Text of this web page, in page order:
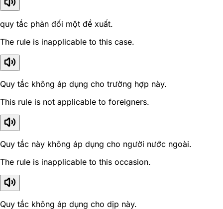
quy tắc phản đối một đề xuất.
The rule is inapplicable to this case.
Quy tắc không áp dụng cho trường hợp này.
This rule is not applicable to foreigners.
Quy tắc này không áp dụng cho người nước ngoài.
The rule is inapplicable to this occasion.
Quy tắc không áp dụng cho dịp này.